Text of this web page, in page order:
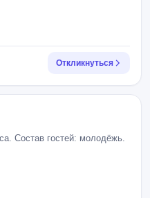
Откликнуться
Состав гостей: молодёжь.